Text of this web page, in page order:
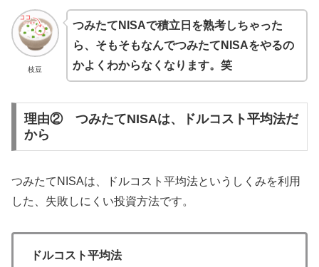
枝豆
つみたてNISAで積立日を熟考しちゃった
ら、そもそもなんでつみたてNISAをやるの
かよくわからなくなります。笑
理由② つみたてNISAは、ドルコスト平均法だ
から
つみたてNISAは、ドルコスト平均法というしくみを利用
した、失敗しにくい投資方法です。
ドルコスト平均法